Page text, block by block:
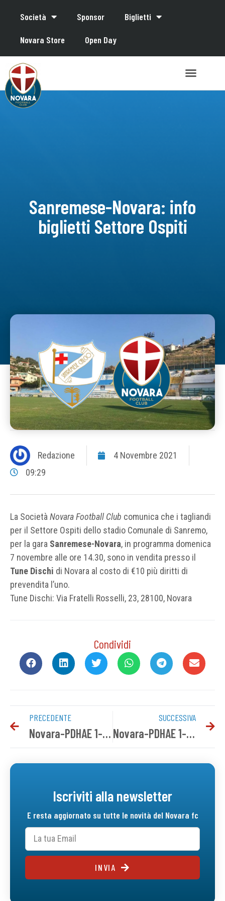
Società Sponsor Biglietti
Novara Store Open Day
Sanremese-Novara: info
biglietti Settore Ospiti
Redazione
4 Novembre 2021
09:29
La Società Novara Football Club comunica che i tagliandi
per il Settore Ospiti dello stadio Comunale di Sanremo,
per la gara Sanremese-Novara, in programma domenica
7 novembre alle ore 14.30, sono in vendita presso il
Tune Dischi di Novara al costo di €10 più diritti di
prevendita l’uno.
Tune Dischi: Via Fratelli Rosselli, 23, 28100, Novara
Condividi
PRECEDENTE
Novara-PDHAE 1-2 | Tabellino del match
SUCCESSIVA
Novara-PDHAE 1-2 | Gallery
Iscriviti alla newsletter
E resta aggiornato su tutte le novità del Novara fc
INVIA